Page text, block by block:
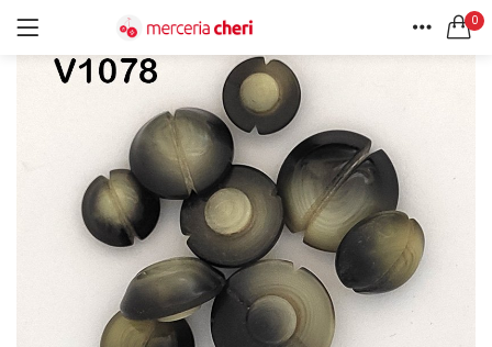
0
ACCEDI REGISTRATI
Ricordami
Tutte le categorie
Accessori Design (56)
Accessori merceria (94)
Cesti portalavoro (8)
Aghi e spilli (24)
Applicazioni (26)
Bottoni Vintage (204)